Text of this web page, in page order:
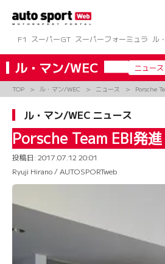
ツ
へ
ス
キ
ッ
F1
スーパーGT スーパーフォーミュラ ル
ル・マン/WEC ニュース
TOP ル・マン/WEC ニュース Porsche
ル・マン/WEC ニュース
Porsche Team EBI発
投稿日: 2017.07.12 20:01
Ryuji Hirano / AUTOSPORTweb